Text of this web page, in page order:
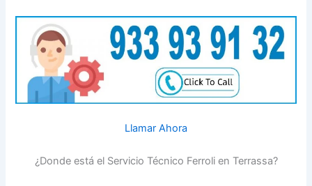
Llamar Ahora
¿Donde está el Servicio Técnico Ferroli en Terrassa?